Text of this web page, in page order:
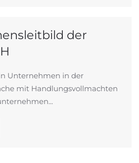
der
Unternehmen in der
mit Handlungsvollmachten